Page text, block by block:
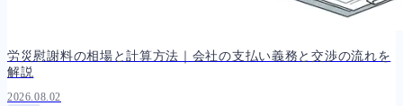
労災慰謝料の相場と計算方法｜会社の支払い義務と交渉の流れを
解説
2026.08.02